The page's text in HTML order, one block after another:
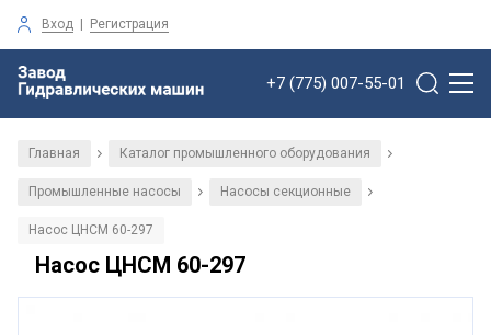
Вход | Регистрация
+7 (775) 007-55-01
Главная / Каталог промышленного оборудования /
Промышленные насосы / Насосы секционные /
Насос ЦНСМ 60-297
Насос ЦНСМ 60-297